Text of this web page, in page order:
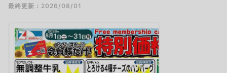
最終更新：2026/08/01